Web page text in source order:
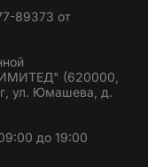
89373 от
(620000,
ул. Юмашева, д.
до 19:00